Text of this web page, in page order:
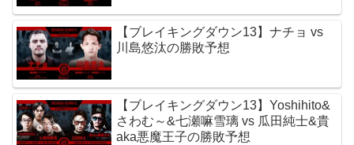
【ブレイキングダウン13】ナチョ vs
川島悠汰の勝敗予想
【ブレイキングダウン13】Yoshihito&
さわむ～&七瀬嘛雪璃 vs 瓜田純士&貴
aka悪魔王子の勝敗予想